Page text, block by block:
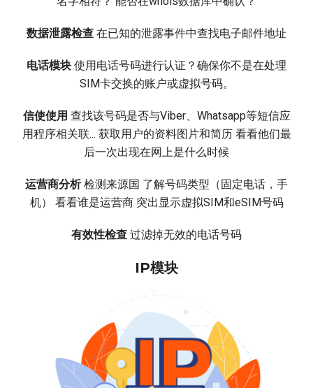
数据泄露检查 在已知的泄露事件中查找电子邮件地址
电话模块 使用电话号码进行认证？确保你不是在处理
SIM卡交换的账户或虚拟号码。
信使使用 查找该号码是否与Viber、Whatsapp等短信应
用程序相关联... 获取用户的资料图片和简历 看看他们最
后一次出现在网上是什么时候
运营商分析检测来源国 了解号码类型（固定电话，手
机） 看看谁是运营商 突出显示虚拟SIM和eSIM号码
有效性检查 过滤掉无效的电话号码
IP模块